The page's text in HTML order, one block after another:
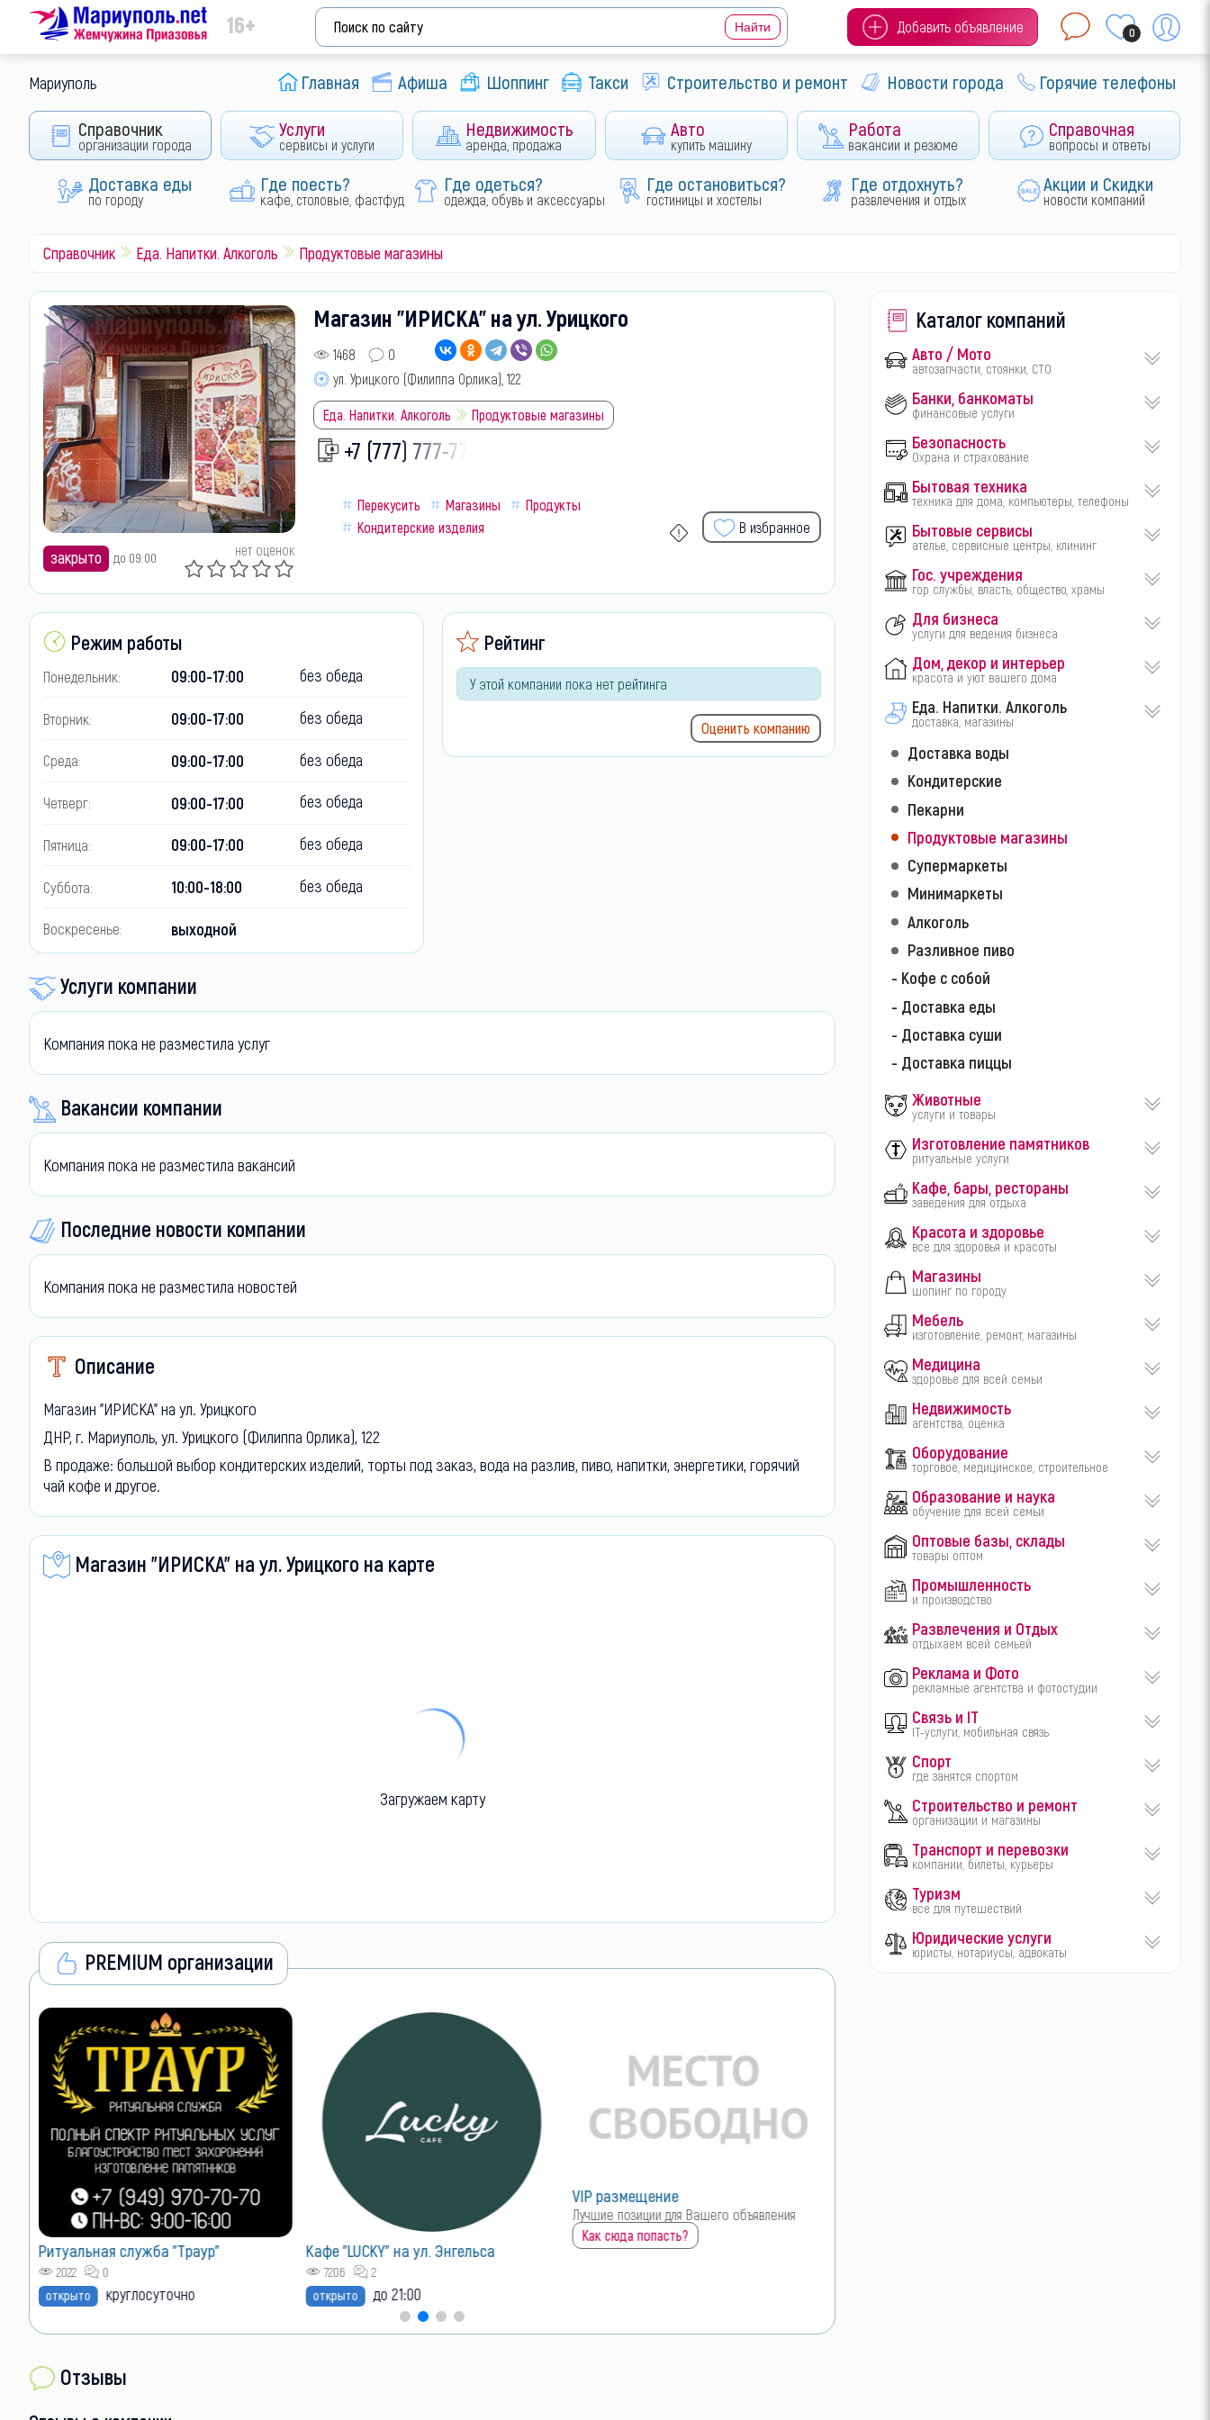
16+ Добавить объявление 0
Мариуполь Главная Афиша Шоппинг Такси Строительство и ремонт Новости города Горячие телефоны
Справочник
организации города
Услуги
сервисы и услуги
Недвижимость
аренда, продажа
Авто
купить машину
Работа
вакансии и резюме
Справочная
вопросы и ответы
Доставка еды
по городу
Где поесть?
кафе, столовые, фастфуд
Где одеться?
одежда, обувь и аксессуары
Где остановиться?
гостиницы и хостелы
Где отдохнуть?
развлечения и отдых
Акции и Скидки
новости компаний
Справочник Еда. Напитки. Алкоголь Продуктовые магазины
закрыто до 09:00 нет оценок
Магазин "ИРИСКА" на ул. Урицкого
1468
0
ул. Урицкого (Филиппа Орлика), 122
Еда. Напитки. Алкоголь Продуктовые магазины
+7 (777) 777-77-
Перекусить Магазины
Продукты
Кондитерские изделия
В избранное
Режим работы
Понедельник: 09:00-17:00 без обеда
Вторник: 09:00-17:00 без обеда
Среда: 09:00-17:00 без обеда
Четверг: 09:00-17:00 без обеда
Пятница: 09:00-17:00 без обеда
Суббота: 10:00-18:00 без обеда
Воскресенье: выходной
Рейтинг
У этой компании пока нет рейтинга
Оценить компанию
Услуги компании
Компания пока не разместила услуг
Вакансии компании
Компания пока не разместила вакансий
Последние новости компании
Компания пока не разместила новостей
Описание
Магазин "ИРИСКА" на ул. Урицкого
ДНР, г. Мариуполь, ул. Урицкого (Филиппа Орлика), 122
В продаже: большой выбор кондитерских изделий, торты под заказ, вода на разлив, пиво, напитки, энергетики, горячий
чай кофе и другое.
Магазин "ИРИСКА" на ул. Урицкого на карте
Загружаем карту
PREMIUM организации
Кафе "LUCKY" на ул. Энгельса
7206
2
открыто
до 21:00
VIP размещение
Лучшие позиции для Вашего объявления
Как сюда попасть?
Инструмент Центр.ру
Отзывы
Каталог компаний
Авто / Мото
автозапчасти, стоянки, СТО
Банки, банкоматы
финансовые услуги
Безопасность
Охрана и страхование
Бытовая техника
техника для дома, компьютеры, телефоны
Бытовые сервисы
ателье, сервисные центры, клининг
Гос. учреждения
гор службы, власть, общество, храмы
Для бизнеса
услуги для ведения бизнеса
Дом, декор и интерьер
красота и уют вашего дома
Еда. Напитки. Алкоголь
доставка, магазины
Доставка воды
Кондитерские
Пекарни
Продуктовые магазины
Супермаркеты
Минимаркеты
Алкоголь
Разливное пиво
- Кофе с собой
- Доставка еды
- Доставка суши
- Доставка пиццы
Животные
услуги и товары
Изготовление памятников
ритуальные услуги
Кафе, бары, рестораны
заведения для отдыха
Красота и здоровье
все для здоровья и красоты
Магазины
шопинг по городу
Мебель
изготовление, ремонт, магазины
Медицина
здоровье для всей семьи
Недвижимость
агентства, оценка
Оборудование
торговое, медицинское, строительное
Образование и наука
обучение для всей семьи
Оптовые базы, склады
товары оптом
Промышленность
и производство
Развлечения и Отдых
отдыхаем всей семьей
Реклама и Фото
рекламные агентства и фотостудии
Связь и IT
IT-услуги, мобильная связь
Спорт
где занятся спортом
Строительство и ремонт
организации и магазины
Транспорт и перевозки
компании, билеты, курьеры
Туризм
все для путешествий
Юридические услуги
юристы, нотариусы, адвокаты